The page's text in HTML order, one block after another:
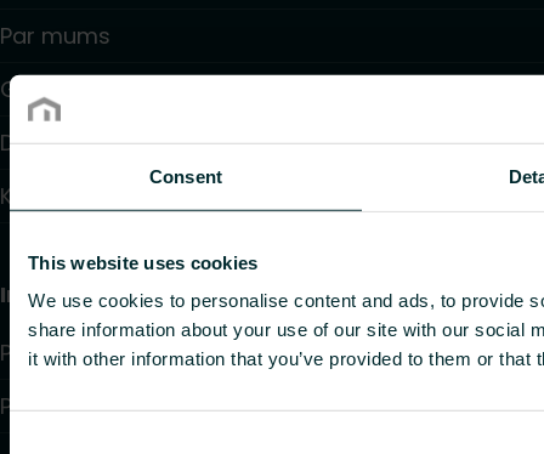
Consent
This website uses cookies
We use cookies to personalise content and ads, to provide
share information about your use of our site with our social
it with other information that you’ve provided to them or
Par mums
Garantijas
Dīleru saraksts
Kontakti
Informācija
Privacy policy
Purchase terms and conditions